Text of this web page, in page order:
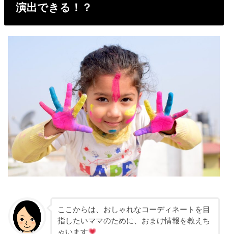
演出できる！？
ここからは、おしゃれなコーディネートを目
指したいママのために、おまけ情報を教えち
ゃいます